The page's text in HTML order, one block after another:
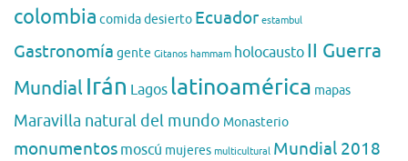
colombia comidadesierto Ecuador estambul
Gastronomía gente Gitanos hammam holocausto II Guerra
MundialIrán Lagos latinoamérica mapas
Maravilla natural del mundo Monasterio
monumentos moscú mujeres multicultural Mundial 2018